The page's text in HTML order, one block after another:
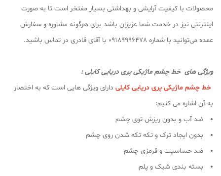
محصولات با کیفیت آرایشی و بهداشتی بسیار مفتخر است تا به صورت
اینترنتی نیز در خدمت شما عزیزان باشد برای هرگونه مشاوره و سفارش
عمده می‌توانید با شماره 09189996478 با آقای قادری در تماس باشید.
ویژگی های خط چشم ماژیکی پری دریایی کایلی :
خط چشم ماژیکی پری دریایی کایلی دارای ویژگی هایی است که به اختصار
به آن اشاره می کنیم:
ضد آب و بدون ریزش توی چشم
بدون ایجاد ترک و تکه تکه شدن روی چشم
ضد حساسیت و قرمزی چشم
بسته بندی شیک و پلم